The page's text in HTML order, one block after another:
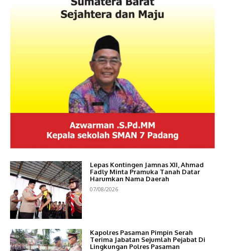
Lepas Kontingen Jamnas XII, Ahmad
Fadly Minta Pramuka Tanah Datar
Harumkan Nama Daerah
07/08/2026
Kapolres Pasaman Pimpin Serah
Terima Jabatan Sejumlah Pejabat Di
Lingkungan Polres Pasaman